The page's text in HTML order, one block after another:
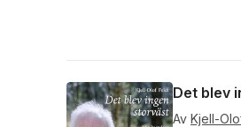
Det blev
Av Kjell-